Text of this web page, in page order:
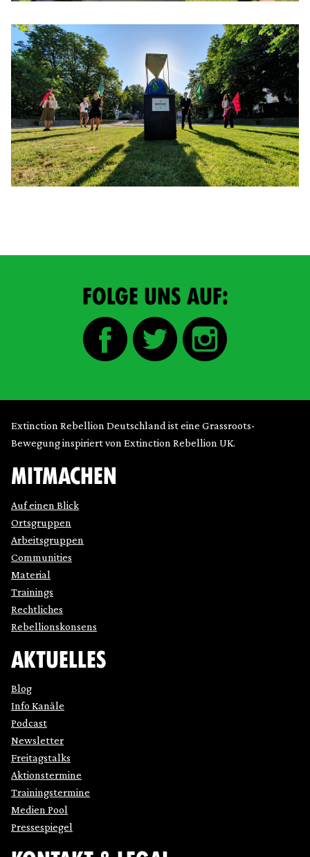
FOLGE UNS AUF:
Extinction Rebellion Deutschland ist eine Grassroots-
Bewegung inspiriert von Extinction Rebellion UK.
MITMACHEN
Auf einen Blick
Ortsgruppen
Arbeitsgruppen
Communities
Material
Trainings
Rechtliches
Rebellionskonsens
AKTUELLES
Blog
Info Kanäle
Podcast
Newsletter
Freitagstalks
Aktionstermine
Trainingstermine
Medien Pool
Pressespiegel